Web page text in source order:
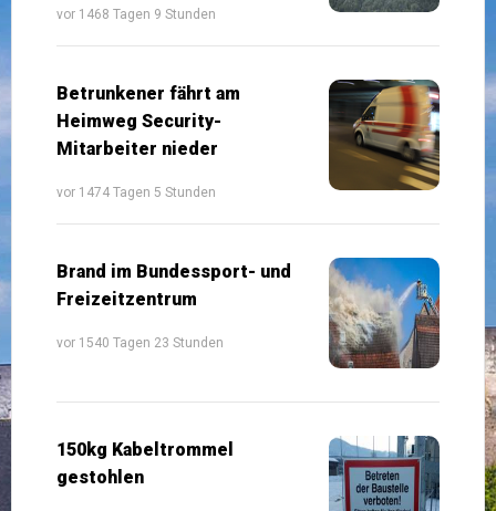
vor 1468 Tagen 9 Stunden
Betrunkener fährt am
Heimweg Security-
Mitarbeiter nieder
vor 1474 Tagen 5 Stunden
Brand im Bundessport- und
Freizeitzentrum
vor 1540 Tagen 23 Stunden
150kg Kabeltrommel
gestohlen